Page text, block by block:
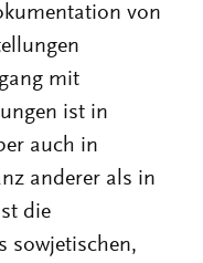
von
mit
ist in
auch in
anderer als in
die
sowjetischen,